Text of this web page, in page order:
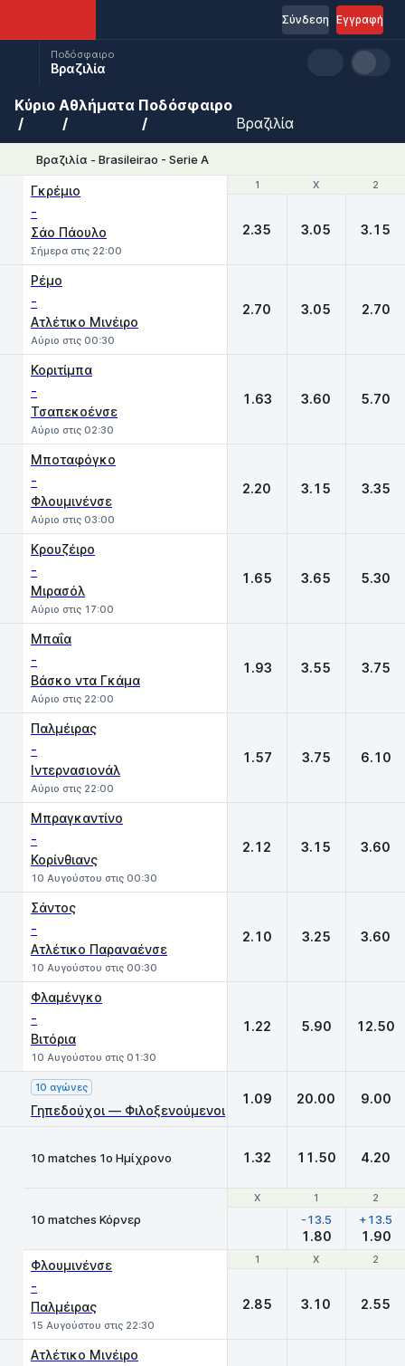
Εγγραφή
Σύνδεση
Ποδόσφαιρο
Βραζιλία
Κύριο Αθλήματα Ποδόσφαιρο
Βραζιλία
Βραζιλία - Brasileirao - Serie A
1 X 2
Γκρέμιο
-
Σάο Πάουλο
Σήμερα στις 22:00
1 X 2
2.35 3.05 3.15
Ρέμο
-
Ατλέτικο Μινέιρο
Αύριο στις 00:30
2.70 3.05 2.70
Κοριτίμπα
-
Τσαπεκοένσε
Αύριο στις 02:30
1.63 3.60 5.70
Μποταφόγκο
-
Φλουμινένσε
Αύριο στις 03:00
2.20 3.15 3.35
Κρουζέιρο
-
Μιρασόλ
Αύριο στις 17:00
1.65 3.65 5.30
Μπαΐα
-
Βάσκο ντα Γκάμα
Αύριο στις 22:00
1.93 3.55 3.75
Παλμέιρας
-
Ιντερνασιονάλ
Αύριο στις 22:00
1.57 3.75 6.10
Μπραγκαντίνο
-
Κορίνθιανς
10 Αυγούστου στις 00:30
2.12 3.15 3.60
Σάντος
-
Ατλέτικο Παραναένσε
10 Αυγούστου στις 00:30
2.10 3.25 3.60
Φλαμένγκο
-
Βιτόρια
10 Αυγούστου στις 01:30
1.22 5.90 12.50
10 αγώνες
Γηπεδούχοι — Φιλοξενούμενοι
1.09 20.00 9.00
10 matches 1ο Ημίχρονο 1.32 11.50 4.20
Χ 1 2
10 matches Κόρνερ
Χ 1 2
-13.5
1.80
+13.5
1.90
1 X 2
Φλουμινένσε
-
Παλμέιρας
15 Αυγούστου στις 22:30
1 X 2
2.85 3.10 2.55
Ατλέτικο Μινέιρο